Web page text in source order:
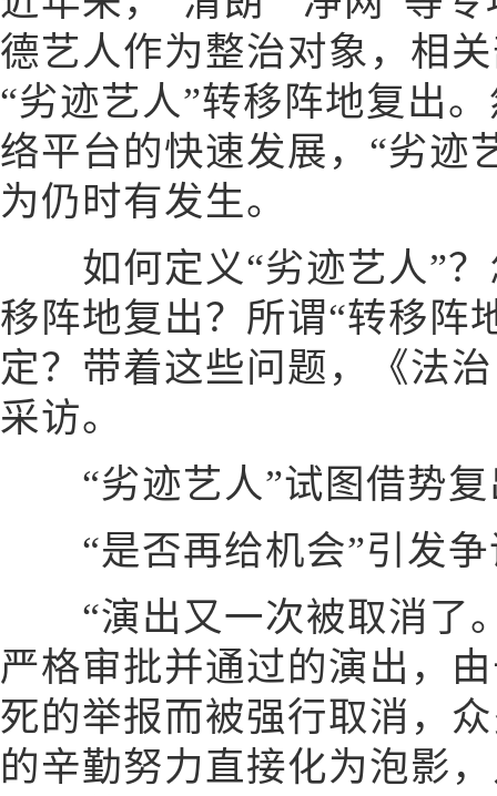
德艺人作为整治对象，相
“劣迹艺人”转移阵地复出
络平台的快速发展，“劣迹
为仍时有发生。
如何定义“劣迹艺人”？
移阵地复出？所谓“转移阵
定？带着这些问题，《法
采访。
“劣迹艺人”试图借势复
“是否再给机会”引发争
“演出又一次被取消了
严格审批并通过的演出，
死的举报而被强行取消，
的辛勤努力直接化为泡影